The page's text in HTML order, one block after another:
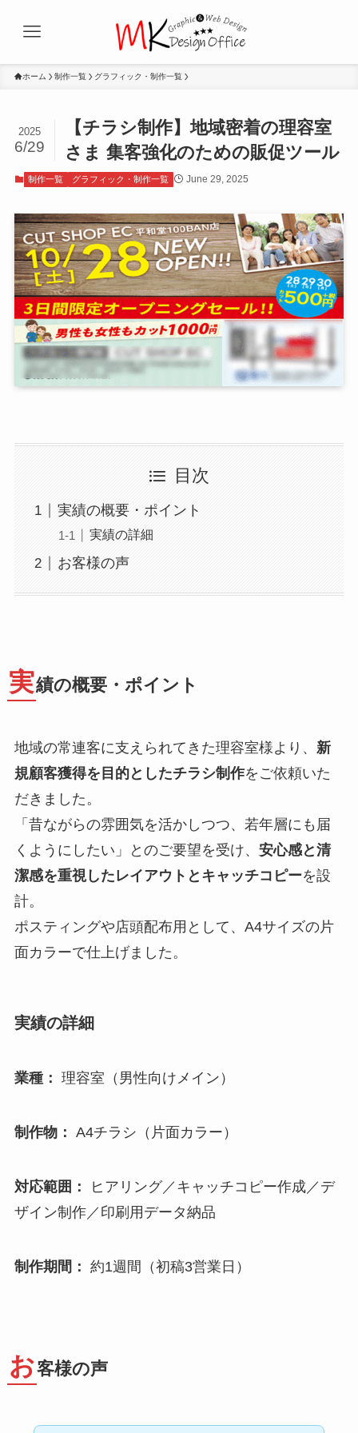
ホーム 制作一覧 グラフィック・制作一覧
【チラシ制作】地域密着の理容室
さま 集客強化のための販促ツール
2025
6/29
制作一覧 グラフィック・制作一覧 June 29, 2025
目次
実績の概要・ポイント
実績の詳細
お客様の声
実績の概要・ポイント
地域の常連客に支えられてきた理容室様より、 新
規顧客獲得を目的としたチラシ制作をご依頼いた
だきました。
「昔ながらの雰囲気を活かしつつ、若年層にも届
くようにしたい」とのご要望を受け、 安心感と清
潔感を重視したレイアウトとキャッチコピーを設
計。
ポスティングや店頭配布用として、A4サイズの片
面カラーで仕上げました。
実績の詳細
業種： 理容室（男性向けメイン）
制作物： A4チラシ（片面カラー）
対応範囲：
ヒアリング／キャッチコピー作成／デ
ザイン制作／印刷用データ納品
制作期間： 約1週間（初稿3営業日）
お客様の声